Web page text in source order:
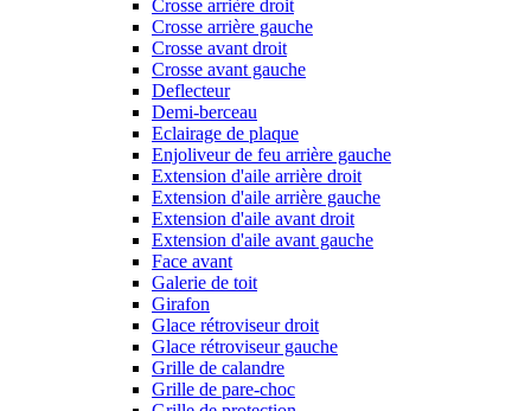
Crosse arrière droit
Crosse arrière gauche
Crosse avant droit
Crosse avant gauche
Deflecteur
Demi-berceau
Eclairage de plaque
Enjoliveur de feu arrière gauche
Extension d'aile arrière droit
Extension d'aile arrière gauche
Extension d'aile avant droit
Extension d'aile avant gauche
Face avant
Galerie de toit
Girafon
Glace rétroviseur droit
Glace rétroviseur gauche
Grille de calandre
Grille de pare-choc